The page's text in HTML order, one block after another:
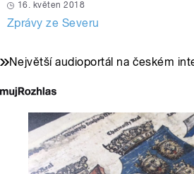
16. květen 2018
Zprávy ze Severu
Největší audioportál na českém